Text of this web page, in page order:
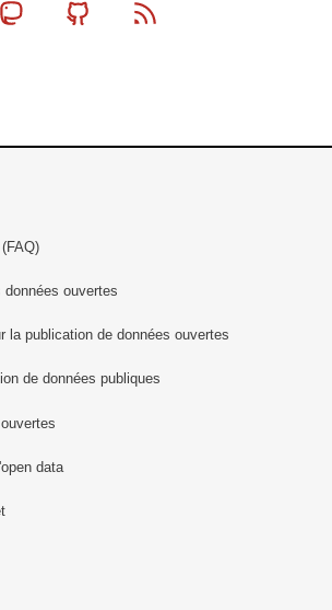
MastodonGithub
ouvertes
la publication de données ouvertes
de données publiques
data